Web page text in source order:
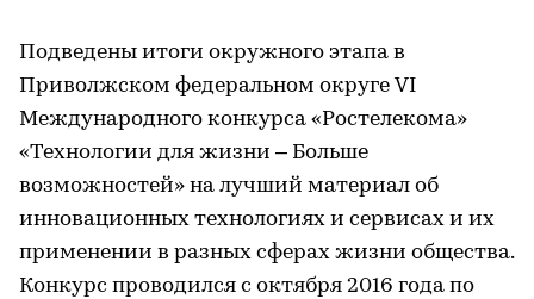
Подведены итоги окружного этапа в
Приволжском федеральном округе VI
Международного конкурса «Ростелекома»
«Технологии для жизни – Больше
возможностей» на лучший материал об
инновационных технологиях и сервисах и их
применении в разных сферах жизни общества.
Конкурс проводился с октября 2016 года по